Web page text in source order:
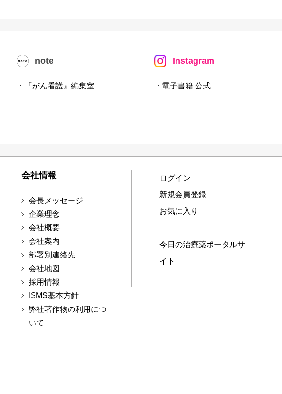
note
・『がん看護』編集室
Instagram
・電子書籍 公式
会社情報
会長メッセージ
企業理念
会社概要
会社案内
部署別連絡先
会社地図
採用情報
ISMS基本方針
弊社著作物の利用につ
いて
ログイン
新規会員登録
お気に入り
今日の治療薬ポータルサ
イト